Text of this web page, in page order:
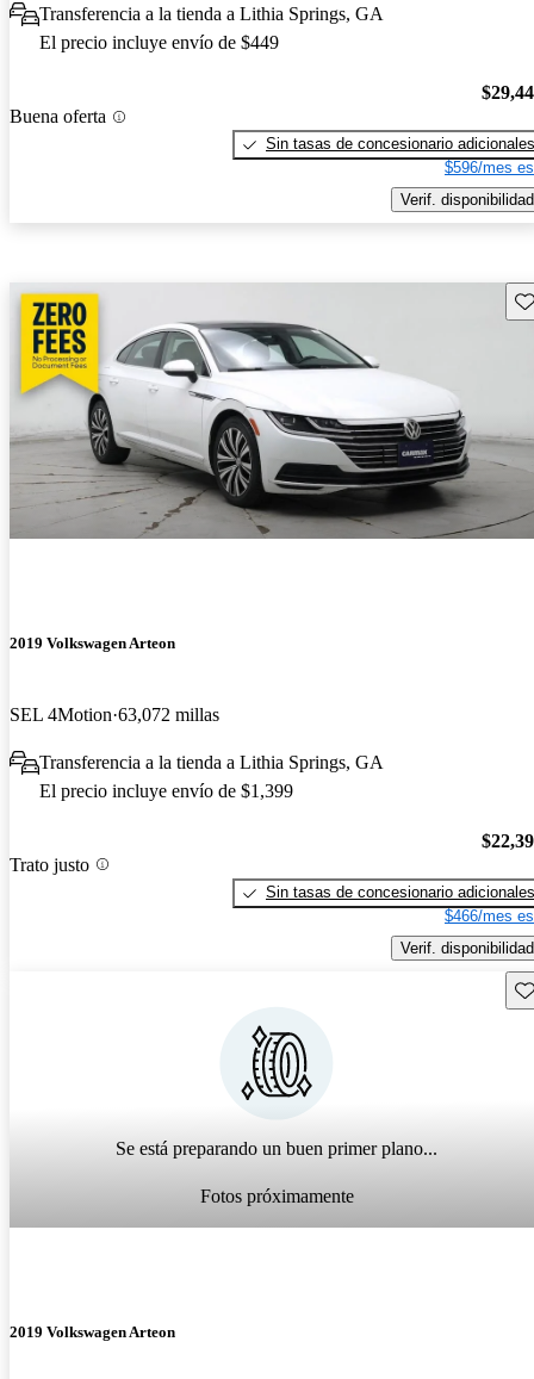
Transferencia a la tienda a Lithia Springs, GA
El precio incluye envío de $449
Buena oferta
Sin tasas de concesionario adicionales
$596/mes
Verif. disponibilidad
2019 Volkswagen Arteon
SEL 4Motion 63,072 millas
Transferencia a la tienda a Lithia Springs, GA
El precio incluye envío de $1,399
Trato justo
Sin tasas de concesionario adicionales
$466/mes
Verif. disponibilidad
Se está preparando un buen primer plano...
Fotos próximamente
2019 Volkswagen Arteon